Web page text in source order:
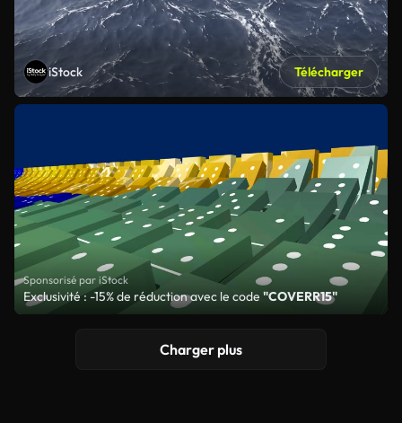
iStock Télécharger
Sponsorisé par iStock
Exclusivité : -15% de réduction avec le code "COVERR15"
Charger plus